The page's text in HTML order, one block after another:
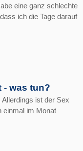
eine ganz schlechte
ich die Tage darauf
- was tun?
ist der Sex
einmal im Monat